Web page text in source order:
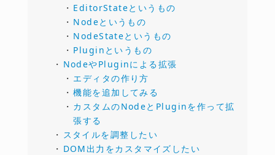
EditorStateというもの
Nodeというもの
NodeStateというもの
Pluginというもの
NodeやPluginによる拡張
エディタの作り方
機能を追加してみる
カスタムのNodeとPluginを作って拡
張する
スタイルを調整したい
DOM出力をカスタマイズしたい